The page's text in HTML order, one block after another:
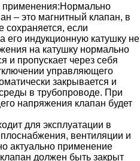
применения:Нормально
– это магнитный клапан, в
сохраняется, если
индукционную катушку не
на катушку нормально
и пропускает через себя
управляющего
закрывается и
в трубопроводе. При
напряжения клапан будет
для эксплуатации в
вентиляции и
актуально применение
должен быть закрыт